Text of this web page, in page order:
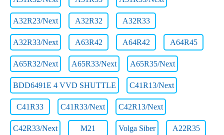
A32R23/Next A32R32 A32R33
A32R33/Next A63R42 A64R42 A64R45
A65R32/Next A65R33/Next A65R35/Next
BDD6491E 4 VVD SHUTTLE C41R13/Next
C41R33 C41R33/Next C42R13/Next
C42R33/Next M21 Volga Siber А22R35